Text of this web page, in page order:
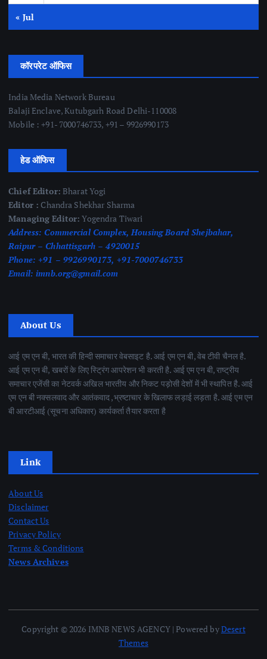
« Jul
कॉरपरेट ऑफिस
India Media Network Bureau
Balaji Enclave, Kutubgarh Road Delhi-110008
Mobile : +91- 7000746733, +91 – 9926990173
हेड ऑफिस
Chief Editor: Bharat Yogi
Editor : Chandra Shekhar Sharma
Managing Editor: Yogendra Tiwari
Address: Commercial Complex, Housing Board Shejbahar,
Raipur – Chhattisgarh – 4920015
Phone: +91 – 9926990173, +91-7000746733
Email: imnb.org@gmail.com
About Us
आई एम एन बी, भारत की हिन्दी समाचार वेबसाइट है. आई एम एन बी, वेब टीवी चैनल है.
आई एम एन बी, खबरों के लिए स्ट्रिंग आपरेशन भी करती है. आई एम एन बी, राष्ट्रीय
समाचार एजेंसी का नेटवर्क अखिल भारतीय और निकट पड़ोसी देशों में भी स्थापित है. आई
एम एन बी नक्सलवाद और आतंकवाद ,भ्रष्टाचार के खिलाफ लड़ाई लड़ता है. आई एम एन
बी आरटीआई (सूचना अधिकार) कार्यकर्ता तैयार करता है
Link
About Us
Disclaimer
Contact Us
Privacy Policy
Terms & Conditions
News Archives
Copyright © 2026 IMNB NEWS AGENCY | Powered byDesert
Themes